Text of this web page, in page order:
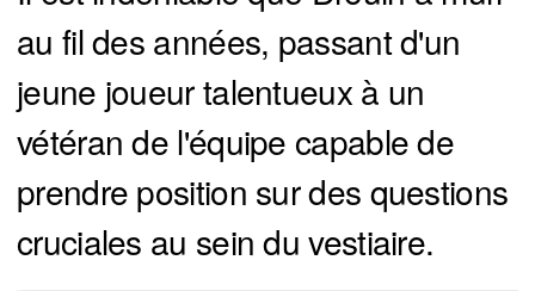
au fil des années, passant d'un
jeune joueur talentueux à un
vétéran de l'équipe capable de
prendre position sur des questions
cruciales au sein du vestiaire.